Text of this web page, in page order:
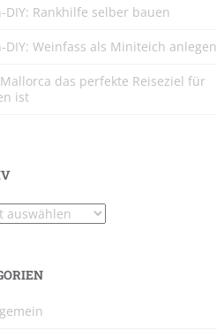
DIY: Rankhilfe selber bauen
DIY: Weinfass als Miniteich anlegen
das perfekte Reiseziel für
ist